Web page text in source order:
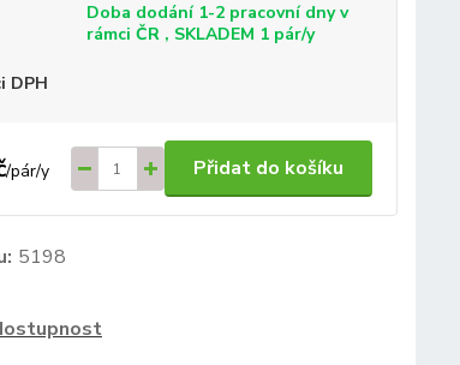
Doba dodání 1-2 pracovní dny v
rámci ČR , SKLADEM 1 pár/y
DPH
/pár/y Přidat do košíku
5198